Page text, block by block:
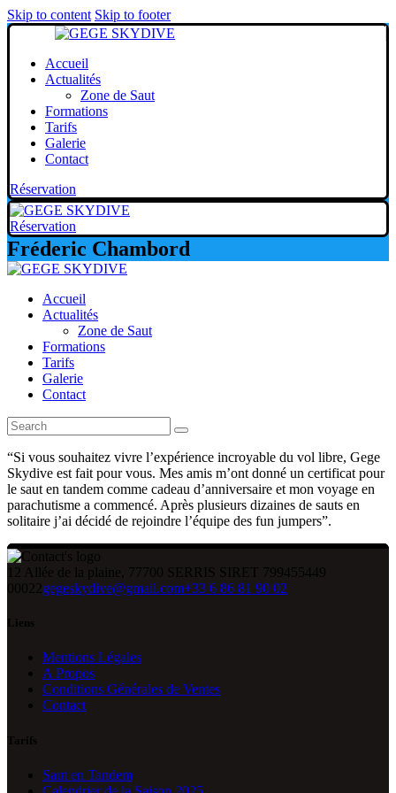
Skip to content Skip to footer
Accueil
Actualités
Zone de Saut
Formations
Tarifs
Galerie
Contact
Réservation
Réservation
Fréderic Chambord
Accueil
Actualités
Zone de Saut
Formations
Tarifs
Galerie
Contact
“Si vous souhaitez vivre l’expérience incroyable du vol libre, Gege
Skydive est fait pour vous. Mes amis m’ont donné un certificat pour
le saut en tandem comme cadeau d’anniversaire et mon voyage en
parachutisme a commencé. Après plusieurs dizaines de sauts en
solitaire j’ai décidé de rejoindre l’équipe des fun jumpers”.
12 Allée de la plaine, 77700 SERRIS SIRET 799455449
00022gegeskydive@gmail.com+33 6 86 81 90 02
Liens
Mentions Légales
A Propos
Conditions Générales de Ventes
Contact
Tarifs
Saut en Tandem